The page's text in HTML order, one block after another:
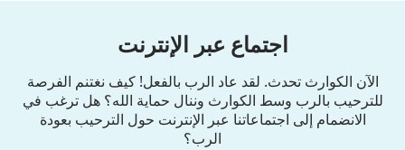
اجتماع عبر الإنترنت
الآن الكوارث تحدث. لقد عاد الرب بالفعل! كيف نغتنم الفرصة
للترحيب بالرب وسط الكوارث وننال حماية الله؟ هل ترغب في
الانضمام إلى اجتماعاتنا عبر الإنترنت حول الترحيب بعودة
الرب؟